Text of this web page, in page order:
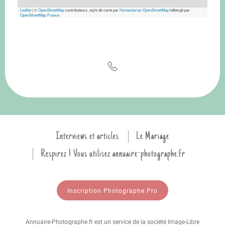
Leaflet|©OpenStreetMapcontributeurs, style de carte parHumanitarian OpenStreetMaphébergé par
OpenStreetMap France
Interviews et articles
Le Mariage
Respirez ! Vous utilisez annuaire-photographe.fr
Inscription Photographe Pro
Annuaire-Photographe.fr est un service de la société Image-Libre